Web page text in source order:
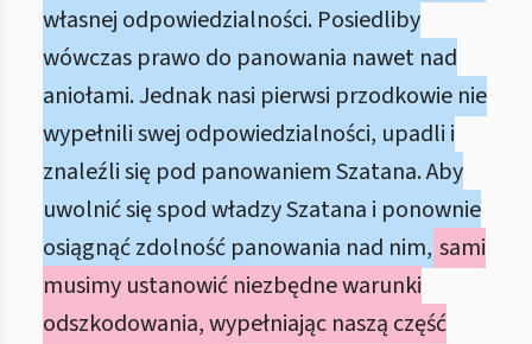
własnej odpowiedzialności. Posiedliby
wówczas prawo do panowania nawet nad
aniołami. Jednak nasi pierwsi przodkowie nie
wypełnili swej odpowiedzialności, upadli i
znaleźli się pod panowaniem Szatana. Aby
uwolnić się spod władzy Szatana i ponownie
osiągnąć zdolność panowania nad nim, sami
musimy ustanowić niezbędne warunki
odszkodowania, wypełniając naszą część